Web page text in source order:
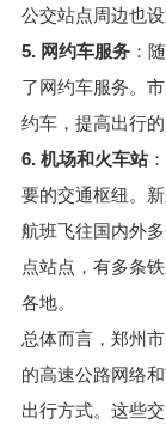
公交站点周边也
5. 网约车服务：
了网约车服务。
约车，提高出行
6. 机场和火车站
要的交通枢纽。
航班飞往国内外
点站点，有多条
各地。
总体而言，郑州
的高速公路网络
出行方式。这些